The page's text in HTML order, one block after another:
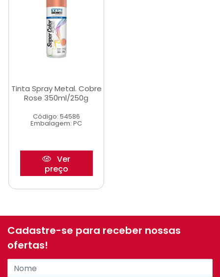
Tinta Spray Metal. Cobre
Rose 350ml/250g
Código: 54586
Embalagem: PC
Ver
preço
Cadastre-se para receber nossas
ofertas!